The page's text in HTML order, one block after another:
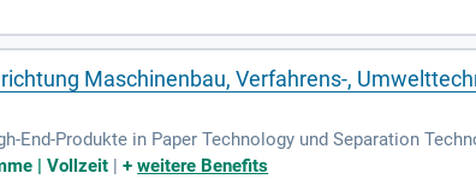
Maschinenbau, Verfahrens-,
End-Produkte in Paper Technology und Separation
und multikulturelle Zusammenarbeit. Unsere
| Vollzeit |+weitere Benefits